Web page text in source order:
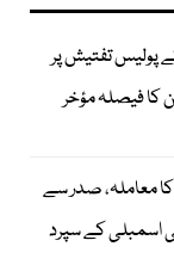
پولیس تفتیش پر
کا فیصلہ مؤخر
معاملہ، صدر سے
اسمبلی کے سپرد